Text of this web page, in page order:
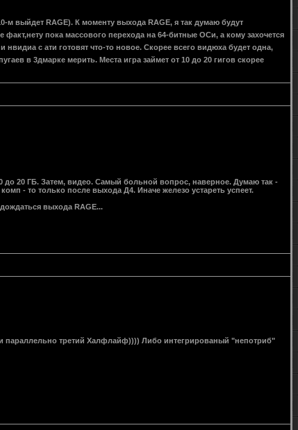
м выйдет RAGE). К моменту выхода RAGE, я так думаю будут
пока массового перехода на 64-битные ОСи, а кому захочется
с ати готовят что-то новое. Скорее всего видюха будет одна,
в 3дмарке мерить. Места игра займет от 10 до 20 гигов скорее
до 20 ГБ. Затем, видео. Самый больной вопрос, наверное. Думаю так -
- то только после выхода Д4. Иначе железо устареть успеет.
выхода RAGE...
параллельно третий Халфлайф)))) Либо интегрированый "непотриб"